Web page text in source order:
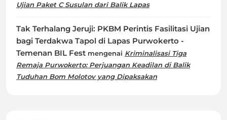
Ujian Paket C Susulan dari Balik Lapas
Tak Terhalang Jeruji: PKBM Perintis Fasilitasi Ujian
bagi Terdakwa Tapol di Lapas Purwokerto -
Temenan BIL Fest mengenai Kriminalisasi Tiga
Remaja Purwokerto: Perjuangan Keadilan di Balik
Tuduhan Bom Molotov yang Dipaksakan